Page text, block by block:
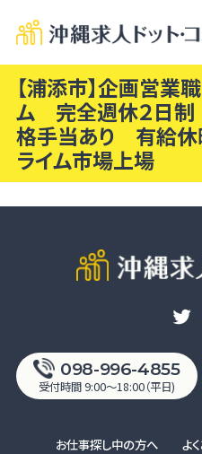
【浦添市】企画営
ム 完全週休２日
格手当あり 有給
ライム市場上場
098-996-4855
受付時間 9:00〜18:00（平日)
お仕事探し中の方へ よ